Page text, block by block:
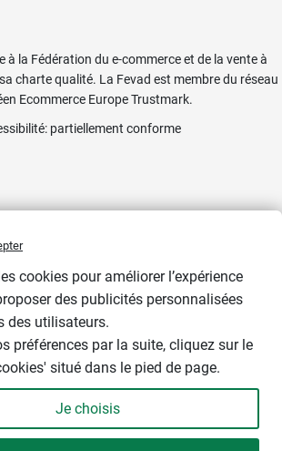
- +
à la Fédération du e-commerce et de la vente à
charte qualité. La Fevad est membre du réseau
Ecommerce Europe Trustmark.
: partiellement conforme
cookies pour améliorer l’expérience
des publicités personnalisées
des utilisateurs.
préférences par la suite, cliquez sur le
situé dans le pied de page.
Je choisis